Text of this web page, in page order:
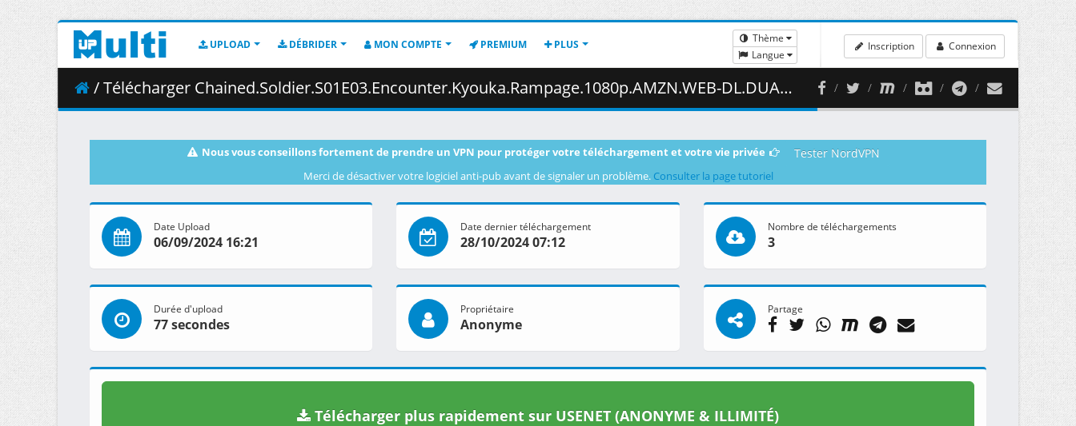
UPLOAD DÉBRIDER MON COMPTE PREMIUM PLUS
Thème
Langue
Inscription Connexion
/ Télécharger Chained.Soldier.S01E03.Encounter.Kyouka.Rampage.1080p.AMZN.WEB-DL.DUAL.DDP2.0.H.264.MSubs-ToonsHub.mkv.003 ( 350.45 MB )
Nous vous conseillons fortement de prendre un VPN pour protéger votre téléchargement et votre vie privée Tester NordVPN
Merci de désactiver votre logiciel anti-pub avant de signaler un problème. Consulter la page tutoriel
Date Upload
06/09/2024 16:21
Date dernier téléchargement
28/10/2024 07:12
Nombre de téléchargements
3
Durée d'upload
77 secondes
Propriétaire
Anonyme
Partage
Télécharger plus rapidement sur USENET (ANONYME & ILLIMITÉ)